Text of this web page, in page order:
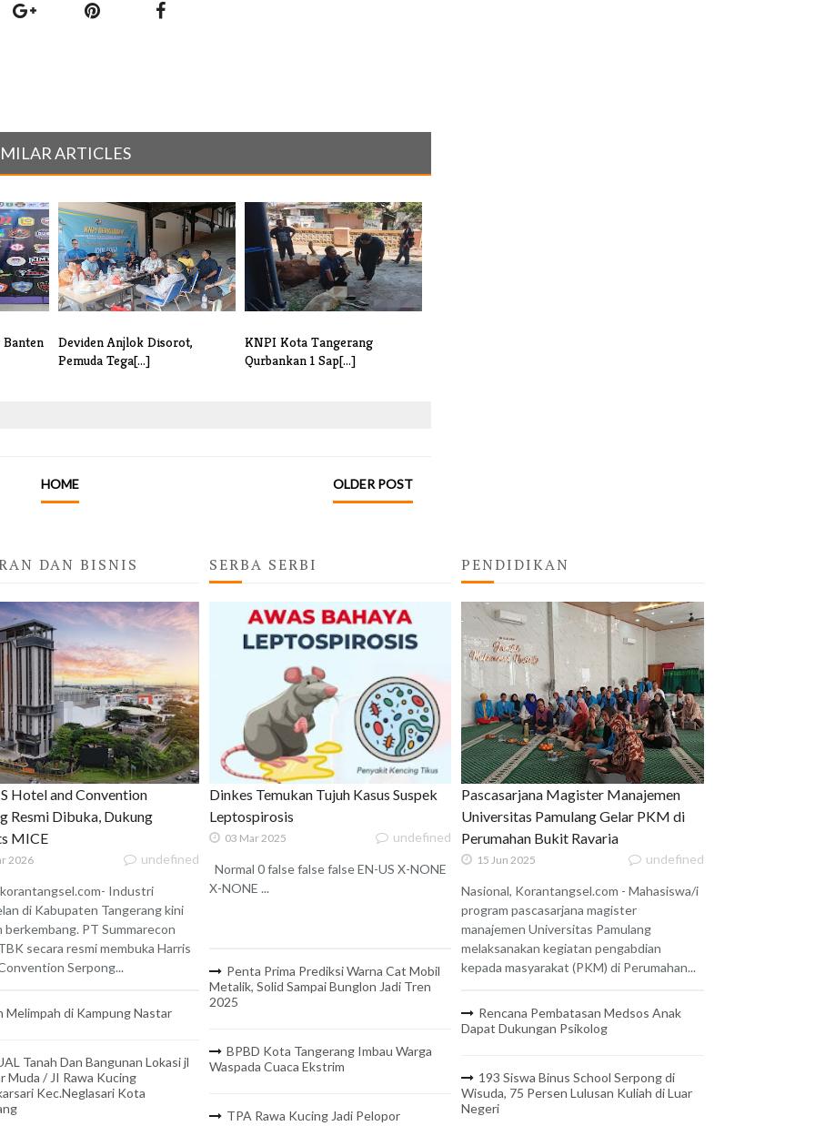
ARTICLES
Banten
Deviden Anjlok Disorot,
Pemuda Tega[...]
KNPI Kota Tangerang
Qurbankan 1 Sap[...]
OLDER POST
HOME
DAN BISNIS
Hotel and Convention
Resmi Dibuka, Dukung
MICE
2026 undefined
Industri
di Kabupaten Tangerang kini
berkembang. PT Summarecon
secara resmi membuka Harris
Serpong...
Melimpah di Kampung Nastar
Tanah Dan Bangunan Lokasi jl
Muda / JI Rawa Kucing
Kec.Neglasari Kota
SERBA SERBI
Dinkes Temukan Tujuh Kasus Suspek
Leptospirosis
03 Mar 2025 undefined
Normal 0 false false false EN-US X-NONE
X-NONE ...
Penta Prima Prediksi Warna Cat Mobil
Metalik, Solid Sampai Bunglon Jadi Tren
2025
BPBD Kota Tangerang Imbau Warga
Waspada Cuaca Ekstrim
TPA Rawa Kucing Jadi Pelopor
PENDIDIKAN
Pascasarjana Magister Manajemen
Universitas Pamulang Gelar PKM di
Perumahan Bukit Ravaria
15 Jun 2025 undefined
Nasional, Korantangsel.com - Mahasiswa/i
program pascasarjana magister
manajemen Universitas Pamulang
melaksanakan kegiatan pengabdian
kepada masyarakat (PKM) di Perumahan...
Rencana Pembatasan Medsos Anak
Dapat Dukungan Psikolog
193 Siswa Binus School Serpong di
Wisuda, 75 Persen Lulusan Kuliah di Luar
Negeri